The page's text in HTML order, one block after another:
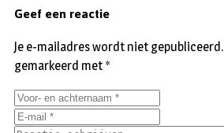
Geef een reactie
Je e-mailadres wordt niet gepubliceerd.
gemarkeerd met *